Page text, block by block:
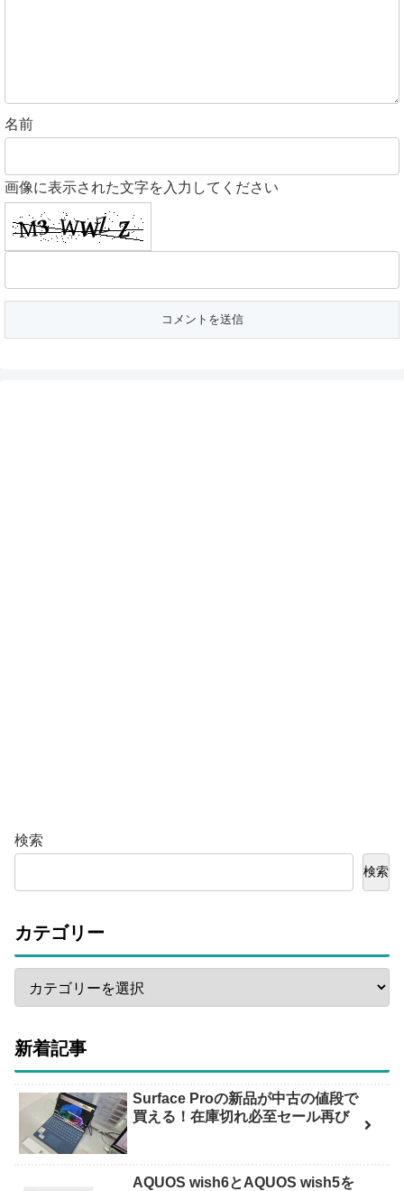
名前
画像に表示された文字を入力してください
検索
検索
カテゴリー
新着記事
Surface Proの新品が中古の値段で
買える！在庫切れ必至セール再び
AQUOS wish6とAQUOS wish5を